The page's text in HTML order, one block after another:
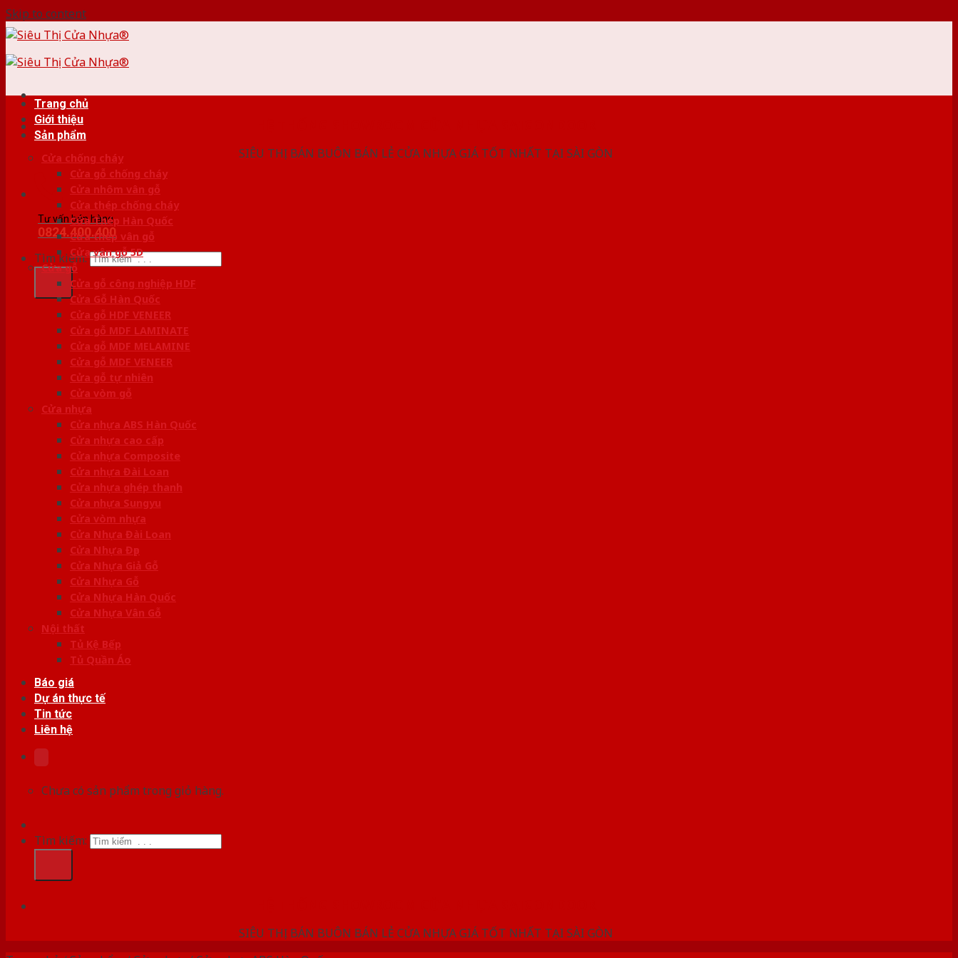
Skip to content
SIÊU THỊ BÁN BUÔN BÁN LẺ CỬA NHỰA GIÁ TỐT NHẤT TẠI SÀI GÒN
Tư vấn bán hàng
0824.400.400
Tìm kiếm:
Trang chủ
Giới thiệu
Sản phẩm
Cửa chống cháy
Cửa gỗ chống cháy
Cửa nhôm vân gỗ
Cửa thép chống cháy
Cửa Thép Hàn Quốc
Cửa thép vân gỗ
Cửa vân gỗ 5D
Cửa gỗ
Cửa gỗ công nghiệp HDF
Cửa Gỗ Hàn Quốc
Cửa gỗ HDF VENEER
Cửa gỗ MDF LAMINATE
Cửa gỗ MDF MELAMINE
Cửa gỗ MDF VENEER
Cửa gỗ tự nhiên
Cửa vòm gỗ
Cửa nhựa
Cửa nhựa ABS Hàn Quốc
Cửa nhựa cao cấp
Cửa nhựa Composite
Cửa nhựa Đài Loan
Cửa nhựa ghép thanh
Cửa nhựa Sungyu
Cửa vòm nhựa
Cửa Nhựa Đài Loan
Cửa Nhựa Đẹp
Cửa Nhựa Giả Gỗ
Cửa Nhựa Gỗ
Cửa Nhựa Hàn Quốc
Cửa Nhựa Vân Gỗ
Nội thất
Tủ Kệ Bếp
Tủ Quần Áo
Báo giá
Dự án thực tế
Tin tức
Liên hệ
Chưa có sản phẩm trong giỏ hàng.
Tìm kiếm:
SIÊU THỊ BÁN BUÔN BÁN LẺ CỬA NHỰA GIÁ TỐT NHẤT TẠI SÀI GÒN